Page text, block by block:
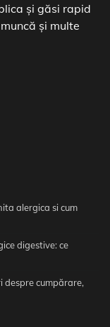
și găsi rapid
și multe
alergica si cum
digestive: ce
despre cumpărare,